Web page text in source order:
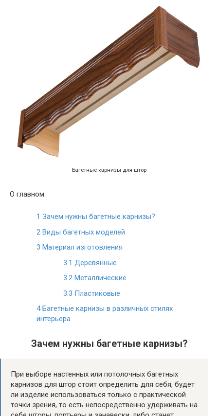
Багетные карнизы для штор
О главном:
1 Зачем нужны багетные карнизы?
2 Виды багетных моделей
3 Материал изготовления
3.1 Деревянные
3.2 Металлические
3.3 Пластиковые
4Багетные карнизы в различных стилях
интерьера
Зачем нужны багетные карнизы?
При выборе настенных или потолочных багетных
карнизов для штор стоит определить для себя, будет
ли изделие использоваться только с практической
точки зрения, то есть непосредственно удерживать на